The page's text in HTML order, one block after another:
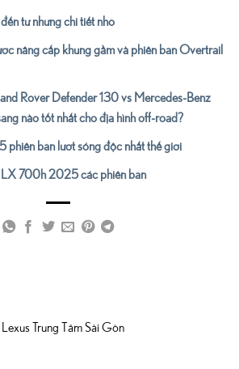
từ những chi tiết nhỏ
nâng cấp khung gầm và phiên bản Overtrail
Rover Defender 130 vs Mercedes-Benz
nào tốt nhất cho địa hình off-road?
phiên bản lướt sóng độc nhất thế giới
LX 700h 2025 các phiên bản
Trung Tâm Sài Gòn